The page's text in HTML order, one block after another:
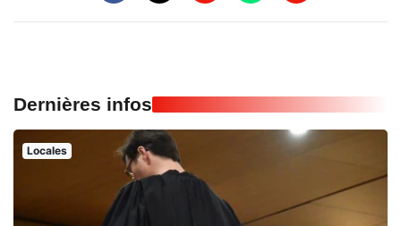
Dernières infos
Locales